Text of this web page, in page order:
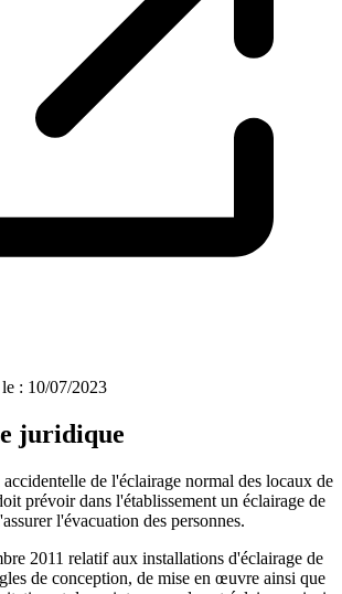
: 10/07/2023
juridique
de l'éclairage normal des locaux de
prévoir dans l'établissement un éclairage de
l'évacuation des personnes.
2011 relatif aux installations d'éclairage de
de conception, de mise en œuvre ainsi que